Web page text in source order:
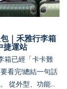
｜禾雅行李箱
捷運站
箱已經「卡卡難
看完!總結一句話
從外型、功能、